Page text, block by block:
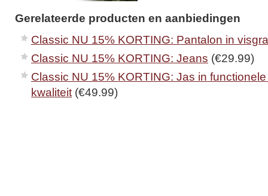
Gerelateerde producten en aanbiedingen
Classic NU 15% KORTING: Pantalon in
Classic NU 15% KORTING: Jeans (€29.99)
Classic NU 15% KORTING: Jas in
kwaliteit (€49.99)